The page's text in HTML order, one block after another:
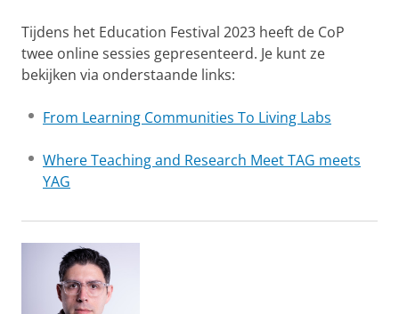
Tijdens het Education Festival 2023 heeft de CoP
twee online sessies gepresenteerd. Je kunt ze
bekijken via onderstaande links:
From Learning Communities To Living Labs
Where Teaching and Research Meet TAG meets
YAG